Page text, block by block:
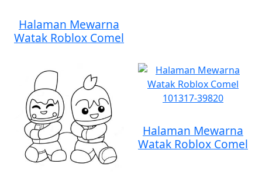
Halaman Mewarna
Watak Roblox Comel
Halaman Mewarna
Watak Roblox Comel